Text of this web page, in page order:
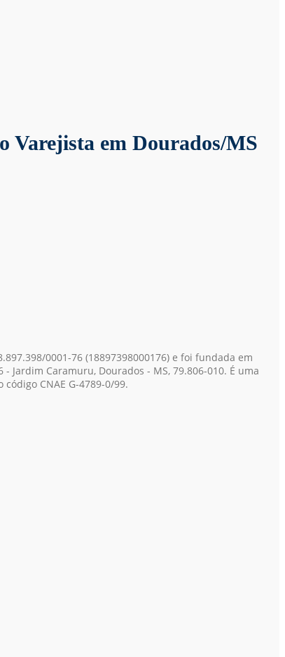
Varejista em Dourados/MS
0001-76 (18897398000176) e foi fundada em
Jardim Caramuru, Dourados - MS, 79.806-010. É uma
CNAE G-4789-0/99.